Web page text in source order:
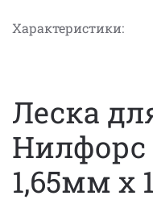
Характеристики:
Леска
Нилфорс
1,65мм x